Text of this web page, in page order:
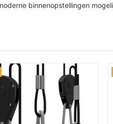
binnenopstellingen